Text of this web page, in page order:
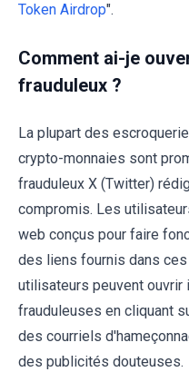
Token Airdrop".
Comment ai-je
frauduleux ?
La plupart des
crypto-monnaies sont
frauduleux X (Twitter)
compromis. Les
web conçus pour faire
des liens fournis dans
utilisateurs peuvent ouvrir
frauduleuses en cliquant
des courriels
des publicités douteuses.